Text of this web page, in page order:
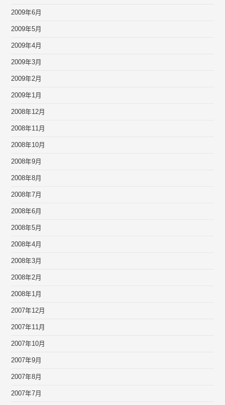
2009年6月
2009年5月
2009年4月
2009年3月
2009年2月
2009年1月
2008年12月
2008年11月
2008年10月
2008年9月
2008年8月
2008年7月
2008年6月
2008年5月
2008年4月
2008年3月
2008年2月
2008年1月
2007年12月
2007年11月
2007年10月
2007年9月
2007年8月
2007年7月